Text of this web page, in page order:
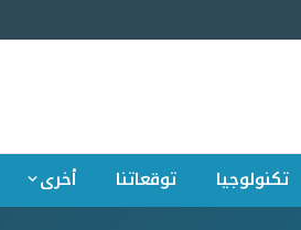
تكنولوجيا توقعاتنا أخرى